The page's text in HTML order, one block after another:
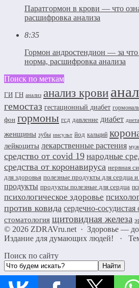
Паратгормон в крови — что
расшифровка анализа
8:35
Гормон андростендион — за что
норма, расшифровка анализа
Поиск по меткам
ГИ ГН анализ анализ крови
гемостаз гестационный диабет
фон гормоны гсд давление диабет диета
женщины зубы инсульт йод кальций
лейкоциты лекарственные растения
средство от covid 19 народные
средства от коронавируса нервная
для здоровья полезные продукты для сердца и
продукты продукты полезные для сердца
психологическое здоровье
против ковида сердечно-сосудистая
стоматология щитовидная железа
© 2026 ZDRAVru.net · Здоровье —
Издание для думающих людей!
·
Поиск по сайту